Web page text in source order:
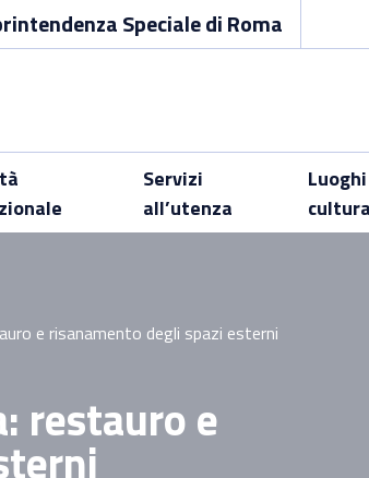
Speciale di Roma
Servizi
all’utenza
cultura
e risanamento degli spazi esterni
restauro e